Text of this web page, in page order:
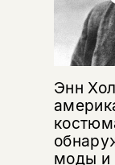
Энн
моды и